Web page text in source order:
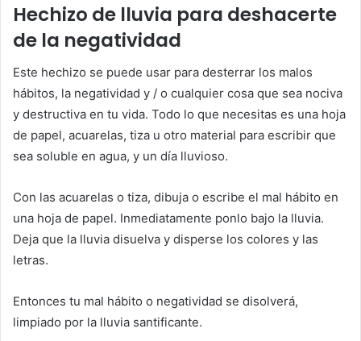
Hechizo de lluvia para deshacerte
de la negatividad
Este hechizo se puede usar para desterrar los malos
hábitos, la negatividad y / o cualquier cosa que sea nociva
y destructiva en tu vida. Todo lo que necesitas es una hoja
de papel, acuarelas, tiza u otro material para escribir que
sea soluble en agua, y un día lluvioso.
Con las acuarelas o tiza, dibuja o escribe el mal hábito en
una hoja de papel. Inmediatamente ponlo bajo la lluvia.
Deja que la lluvia disuelva y disperse los colores y las
letras.
Entonces tu mal hábito o negatividad se disolverá,
limpiado por la lluvia santificante.